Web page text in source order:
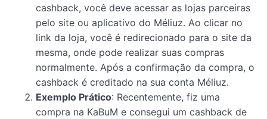
cashback, você deve acessar as lojas parceiras
pelo site ou aplicativo do Méliuz. Ao clicar no
link da loja, você é redirecionado para o site da
mesma, onde pode realizar suas compras
normalmente. Após a confirmação da compra, o
cashback é creditado na sua conta Méliuz.
Exemplo Prático: Recentemente, fiz uma
compra na KaBuM e consegui um cashback de